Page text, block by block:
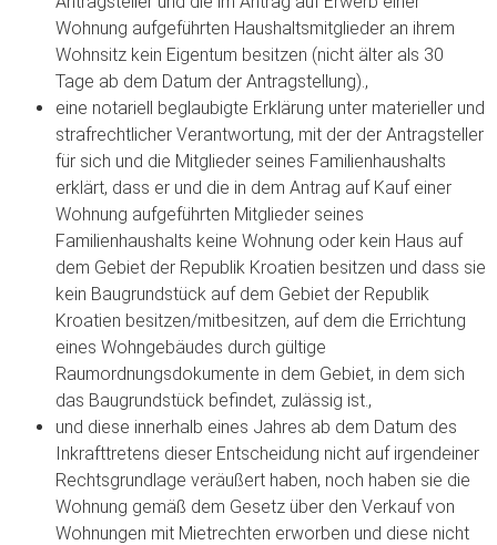
Wohnung aufgeführten Haushaltsmitglieder an ihrem
Wohnsitz kein Eigentum besitzen (nicht älter als 30
Tage ab dem Datum der Antragstellung).,
eine notariell beglaubigte Erklärung unter materieller und
strafrechtlicher Verantwortung, mit der der Antragsteller
für sich und die Mitglieder seines Familienhaushalts
erklärt, dass er und die in dem Antrag auf Kauf einer
Wohnung aufgeführten Mitglieder seines
Familienhaushalts keine Wohnung oder kein Haus auf
dem Gebiet der Republik Kroatien besitzen und dass sie
kein Baugrundstück auf dem Gebiet der Republik
Kroatien besitzen/mitbesitzen, auf dem die Errichtung
eines Wohngebäudes durch gültige
Raumordnungsdokumente in dem Gebiet, in dem sich
das Baugrundstück befindet, zulässig ist.,
und diese innerhalb eines Jahres ab dem Datum des
Inkrafttretens dieser Entscheidung nicht auf irgendeiner
Rechtsgrundlage veräußert haben, noch haben sie die
Wohnung gemäß dem Gesetz über den Verkauf von
Wohnungen mit Mietrechten erworben und diese nicht